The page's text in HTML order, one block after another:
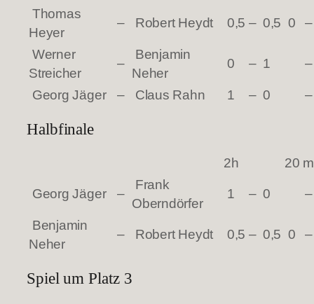
Thomas
Heyer
– Robert Heydt 0,5 – 0,5 0 –
Werner
Streicher
–
Benjamin
Neher
0 – 1 –
Georg Jäger – Claus Rahn 1 – 0 –
Halbfinale
2h 20
Georg Jäger –
Frank
Oberndörfer
1 – 0 –
Benjamin
Neher
– Robert Heydt 0,5 – 0,5 0 –
Spiel um Platz 3